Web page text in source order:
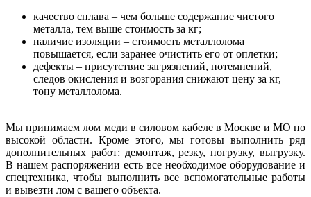
качество сплава – чем больше содержание чистого
металла, тем выше стоимость за кг;
наличие изоляции – стоимость металлолома
повышается, если заранее очистить его от оплетки;
дефекты – присутствие загрязнений, потемнений,
следов окисления и возгорания снижают цену за кг,
тону металлолома.
Мы принимаем лом меди в силовом кабеле в Москве и МО по
высокой области. Кроме этого, мы готовы выполнить ряд
дополнительных работ: демонтаж, резку, погрузку, выгрузку.
В нашем распоряжении есть все необходимое оборудование и
спецтехника, чтобы выполнить все вспомогательные работы
и вывезти лом с вашего объекта.